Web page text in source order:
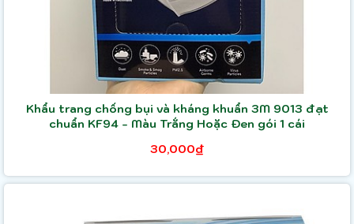
Khẩu trang chống bụi và kháng khuẩn 3M 9013 đạt
chuẩn KF94 - Màu Trắng Hoặc Đen gói 1 cái
30,000₫